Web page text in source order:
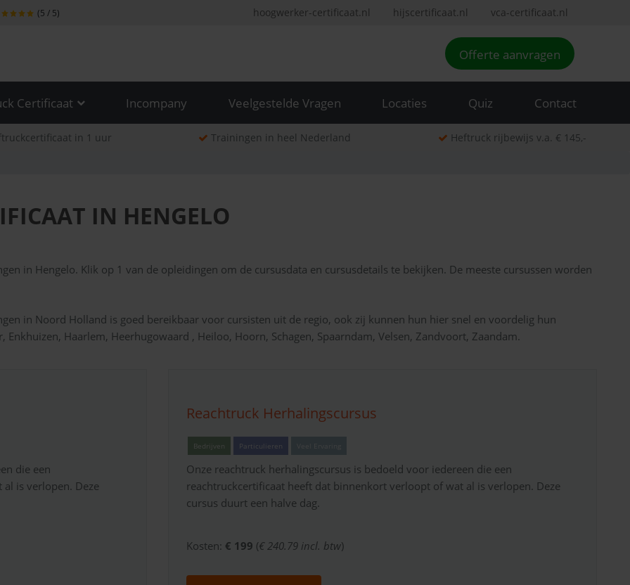
(5 / 5) hoogwerker-certificaat.nl hijscertificaat.nl vca-certificaat.nl
Offerte aanvragen
Certificaat Incompany Veelgestelde Vragen Locaties Quiz Contact
in 1 uur Trainingen in heel Nederland Heftruck rijbewijs v.a. € 145,-
IN HENGELO
in Hengelo. Klik op 1 van de opleidingen om de cursusdata en cursusdetails te bekijken. De meeste cursussen worden
in Noord Holland is goed bereikbaar voor cursisten uit de regio, ook zij kunnen hun hier snel en voordelig hun
Haarlem, Heerhugowaard , Heiloo, Hoorn, Schagen, Spaarndam, Velsen, Zandvoort, Zaandam.
die een
is verlopen. Deze
Reachtruck Herhalingscursus
Bedrijven Particulieren
Onze reachtruck herhalingscursus is bedoeld voor iedereen die een
reachtruckcertificaat heeft dat binnenkort verloopt of wat al is verlopen. Deze
cursus duurt een halve dag.
Kosten: € 199 (€ 240.79 incl. btw)